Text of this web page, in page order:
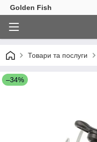
Golden Fish
Товари та послуги
–34%